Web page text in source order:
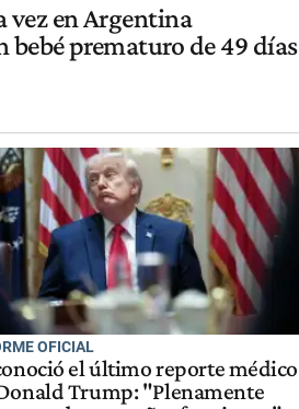
vez en Argentina
prematuro de 49 días
OFICIAL
el último reporte médico
Trump: "Plenamente